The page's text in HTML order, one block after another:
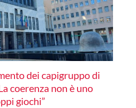
dei capigruppo di
coerenza non è uno
giochi”